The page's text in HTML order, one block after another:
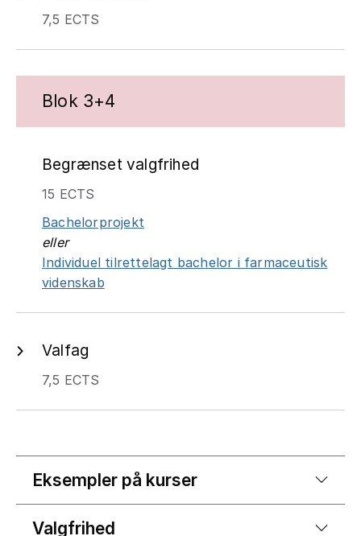
7,5 ECTS
Blok 3+4
Begrænset valgfrihed
15 ECTS
Bachelorprojekt
eller
Individuel tilrettelagt bachelor i farmaceutisk
videnskab
Valfag
7,5 ECTS
Eksempler på kurser
Valgfrihed